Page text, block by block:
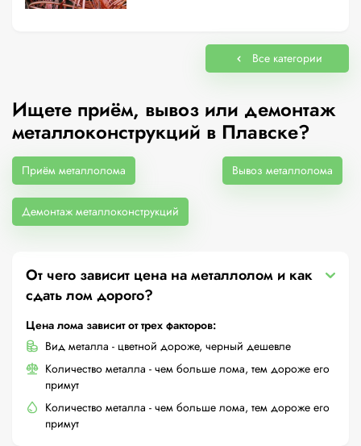
Все категории
Ищете приём, вывоз или демонтаж
металлоконструкций в Плавске?
Приём металлолома Вывоз металлолома
Демонтаж металлоконструкций
От чего зависит цена на металлолом и как
сдать лом дорого?
Цена лома зависит от трех факторов:
Вид металла - цветной дороже, черный дешевле
Количество металла - чем больше лома, тем дороже его
примут
Количество металла - чем больше лома, тем дороже его
примут